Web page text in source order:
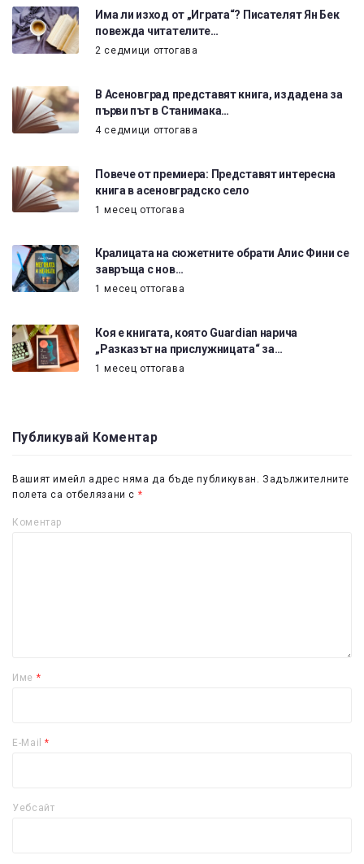
Има ли изход от „Играта“? Писателят Ян Бек
повежда читателите…
2 седмици оттогава
В Асеновград представят книга, издадена за
първи път в Станимака…
4 седмици оттогава
Повече от премиера: Представят интересна
книга в асеновградско село
1 месец оттогава
Кралицата на сюжетните обрати Алис Фини се
завръща с нов…
1 месец оттогава
Коя е книгата, която Guardian нарича
„Разказът на прислужницата“ за…
1 месец оттогава
Публикувай Коментар
Вашият имейл адрес няма да бъде публикуван. Задължителните
полета са отбелязани с *
Коментар
Име *
E-Mail*
Уебсайт